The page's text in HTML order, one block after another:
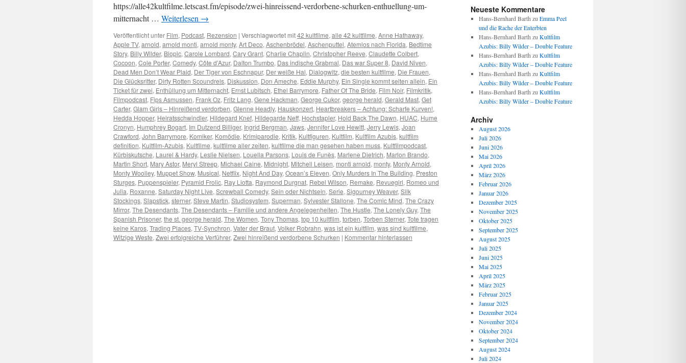
https://alle42kultfilme.letscast.fm/episode/zwei-hinreissend-verdorbene-schurken-enthuellung-um-
mitternacht … Weiterlesen →
Veröffentlicht unter Film, Podcast, Rezension | Verschlagwortet mit42 kultfilme, alle 42 kultfilme, Anne Hathaway,
Apple TV, arnold, arnold monti, arnold monty, Art Deco, Aschenbrödel, Aschenputtel, Atemlos nach Florida, Bedtime
Story, Billy Wilder, Biopic, Carole Lombard, Cary Grant, Charlie Chaplin, Christopher Reeve, Claudette Colbert,
Cocoon, Cole Porter, Comedy, Côte d’Azur, Dalton Trumbo, Das indische Grabmal, Das war Super 8, David Niven,
Dead Men Don’t Wear Plaid, Der Tiger von Eschnapur, Der weiße Hai, Dialogwitz, die besten kultfilme, Die Frauen,
Die Glücksritter, Dirty Rotten Scoundrels, Diskussion, Don Ameche, Eddie Murphy, Ein Single kommt selten allein, Ein
Ticket für zwei, Enthüllung um Mitternacht, Ernst Lubitsch, Ethel Barrymore, Father Of The Bride, Film Noir, Filmkritik,
Filmpodcast, Fips Asmussen, Frank Oz, Fritz Lang, Gene Hackman, George Cukor, george herald, Gerald Mast, Get
Carter, Glam Girls – Hinreißend verdorben, Glenne Headly, Hauskonzert, Heartbreakers – Achtung: Scharfe Kurven!,
Hedda Hopper, Heiratsschwindler, Hildegard Knef, Hildegarde Neff, Hochstapler, Hold Back The Dawn, HUAC, Hume
Cronyn, Humphrey Bogart, Im Dutzend Billiger, Ingrid Bergman, Jaws, Jennifer Love Hewitt, Jerry Lewis, Joan
Crawford, John Barrymore, Komiker, Komödie, Krimiparodie, Kritik, Kultfiguren, Kultfilm, Kultfilm Azubis, kultfilm
definition, Kultfilm-Azubis, Kultfilme, kultfilme aller zeiten, kultfilme die man gesehen haben muss, Kultfilmpodcast,
Kürbiskutsche, Laurel & Hardy, Leslie Nielsen, Louella Parsons, Louis de Funès, Marlene Dietrich, Marlon Brando,
Martin Short, Mary Astor, Meryl Streep, Michael Caine, Midnight, Mitchell Leisen, monti arnold, monty, Monty Arnold,
Monty Woolley, Muppet Show, Musical, Netflix, Night And Day, Ocean’s Eleven, Only Murders In The Building, Preston
Sturges, Puppenspieler, Pyramid Frolic, Ray Liotta, Raymond Durgnat, Rebel Wilson, Remake, Revuegirl, Romeo und
Julia, Roxanne, Saturday Night Live, Screwball Comedy, Sein oder Nichtsein, Serie, Sigourney Weaver, Silk
Stockings, Slapstick, sterner, Steve Martin, Studiosystem, Superman, Sylvester Stallone, The Comic Mind, The Crazy
Mirror, The Desendants, The Desendants – Familie und andere Angelegenheiten, The Hustle, The Lonely Guy, The
Spanish Prisoner, the st. george herald, The Women, Tony Thomas, top 10 kultfilm, torben, Torben Sterner, Tote tragen
keine Karos, Trading Places, TV-Synchron, Vater der Braut, Volker Robrahn, was ist ein kultfilm, was sind kultfilme,
Witzige Weste, Zwei erfolgreiche Verführer, Zwei hinreißend verdorbene Schurken | Kommentar hinterlassen
Neueste Kommentare
Hans-Bernhard Barth zu Emma Peel
und die Rache der Enterbten
Hans-Bernhard Barth zu Kultfilm
Azubis: Billy Wilder – Double Feature
Hans-Bernhard Barth zu Kultfilm
Azubis: Billy Wilder – Double Feature
Hans-Bernhard Barth zu Kultfilm
Azubis: Billy Wilder – Double Feature
Hans-Bernhard Barth zu Kultfilm
Azubis: Billy Wilder – Double Feature
Archiv
August 2026
Juli 2026
Juni 2026
Mai 2026
April 2026
März 2026
Februar 2026
Januar 2026
Dezember 2025
November 2025
Oktober 2025
September 2025
August 2025
Juli 2025
Juni 2025
Mai 2025
April 2025
März 2025
Februar 2025
Januar 2025
Dezember 2024
November 2024
Oktober 2024
September 2024
August 2024
Juli 2024